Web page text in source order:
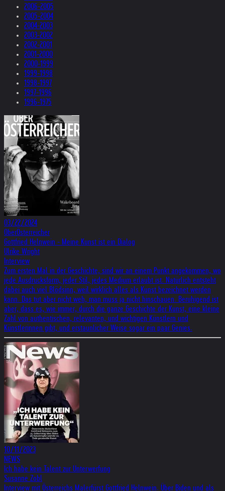
2006-2005
2005-2004
2004-2003
2003-2002
2002-2001
2001-2000
2000-1999
1999-1998
1998-1997
1997-1996
1996-1975
03/22/2024
OberÖsterreicher
Gottfried Helnwein - Meine Kunst ist ein Dialog
Ulrike Wright
Interview
Zum ersten Mal in der Geschichte, sind wir an einem Punkt angekommen, wo
jede Ausdrucksform, jeder Stil, jedes Medium erlaubt ist. Natürlich entsteht
dabei auch viel Blödsinn, weil wirklich alles als Kunst bezeichnet werden
kann. Das tut aber nicht weh, man muss ja nicht hinschauen. Beruhigend ist
aber, dass es, wie immer, durch die ganze Geschichte der Kunst, eine kleine
Zahl von authentischen, relevanten, und wichtigen Künstlern und
Künstlerinnen gibt, und erstaunlicher Weise sogar ein paar Genies.
10/11/2023
NEWS
Ich habe kein Talent zur Unterwerfung
Susanne Zobl
Interview mit Österreichs Malerfürst Gottfried Helnwein. Über Biden und als